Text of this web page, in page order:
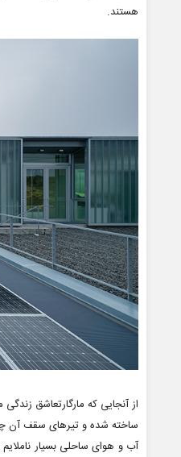
هستند.
از آنجایی که مارگارتعاشق
ساخته شده و تیرهای سقف آن